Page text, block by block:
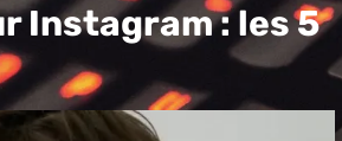
Instagram : les 5